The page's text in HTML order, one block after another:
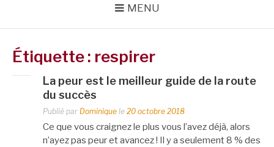
MENU
Étiquette : respirer
La peur est le meilleur guide de la route
du succès
Publié par Dominique le 20 octobre 2018
Ce que vous craignez le plus vous l’avez déjà, alors
n’ayez pas peur et avancez ! Il y a seulement 8 % des